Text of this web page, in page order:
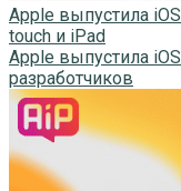
Apple выпустила
touch и iPad
Apple выпустила
разработчиков